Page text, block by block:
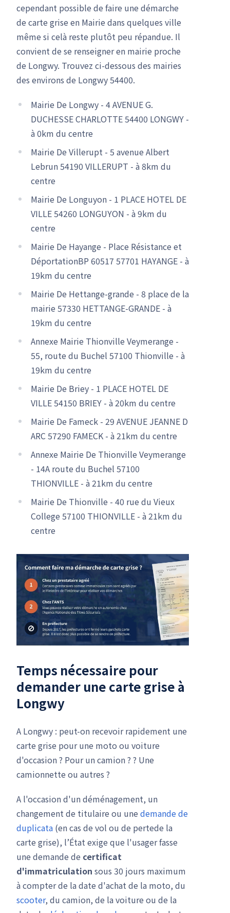
cependant possible de faire une démarche
de carte grise en Mairie dans quelques ville
même si celà reste plutôt peu répandue. Il
convient de se renseigner en mairie proche
de Longwy. Trouvez ci-dessous des mairies
des environs de Longwy 54400.
Mairie De Longwy - 4 AVENUE G.
DUCHESSE CHARLOTTE 54400 LONGWY -
à 0km du centre
Mairie De Villerupt - 5 avenue Albert
Lebrun 54190 VILLERUPT - à 8km du
centre
Mairie De Longuyon - 1 PLACE HOTEL DE
VILLE 54260 LONGUYON - à 9km du
centre
Mairie De Hayange - Place Résistance et
DéportationBP 60517 57701 HAYANGE - à
19km du centre
Mairie De Hettange-grande - 8 place de la
mairie 57330 HETTANGE-GRANDE - à
19km du centre
Annexe Mairie Thionville Veymerange -
55, route du Buchel 57100 Thionville - à
19km du centre
Mairie De Briey - 1 PLACE HOTEL DE
VILLE 54150 BRIEY - à 20km du centre
Mairie De Fameck - 29 AVENUE JEANNE D
ARC 57290 FAMECK - à 21km du centre
Annexe Mairie De Thionville Veymerange
- 14A route du Buchel 57100
THIONVILLE - à 21km du centre
Mairie De Thionville - 40 rue du Vieux
College 57100 THIONVILLE - à 21km du
centre
Temps nécessaire pour
demander une carte grise à
Longwy
A Longwy : peut-on recevoir rapidement une
carte grise pour une moto ou voiture
d'occasion ? Pour un camion ? ? Une
camionnette ou autres ?
A l'occasion d'un déménagement, un
changement de titulaire ou une demande de
duplicata (en cas de vol ou de pertede la
carte grise), l’État exige que l'usager fasse
une demande de certificat
d'immatriculation sous 30 jours maximum
à compter de la date d'achat de la moto, du
scooter, du camion, de la voiture ou de la